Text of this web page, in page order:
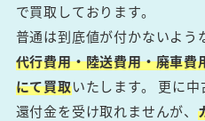
で買取しております。
普通は到底値が付かないよう
代行費用・陸送費用・廃車
にて買取いたします。 更に
還付金を受け取れませんが、